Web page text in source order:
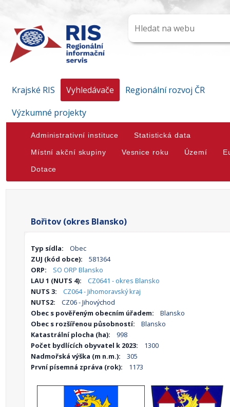
Krajské RIS Vyhledávače
Regionální rozvoj ČR
Výzkumné projekty
Administrativní instituce Statistická data
Místní akční skupiny Vesnice roku Území
Dotace
Bořitov (okres Blansko)
Typ sídla:
Obec
ZUJ (kód obce):
581364
ORP:
SO ORP Blansko
LAU 1 (NUTS 4):
CZ0641 - okres Blansko
NUTS 3:
CZ064 - Jihomoravský kraj
NUTS2:
CZ06 - Jihovýchod
Obec s pověřeným obecním úřadem:
Blansko
Obec s rozšířenou působností:
Blansko
Katastrální plocha (ha):
998
Počet bydlících obyvatel k 2023:
1300
Nadmořská výška (m n.m.):
305
První písemná zpráva (rok):
1173